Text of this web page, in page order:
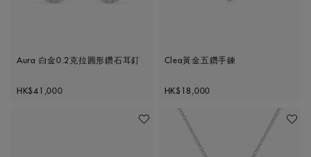
Aura 白金0.2克拉圓形鑽石耳釘
Original price
HK$41,000
Clea黃金五鑽手鍊
Original price
HK$18,000
加入喜愛清單 加入喜